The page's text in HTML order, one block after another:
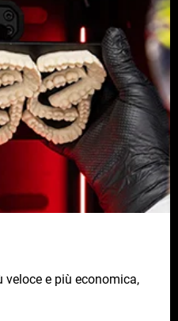
e più economica,